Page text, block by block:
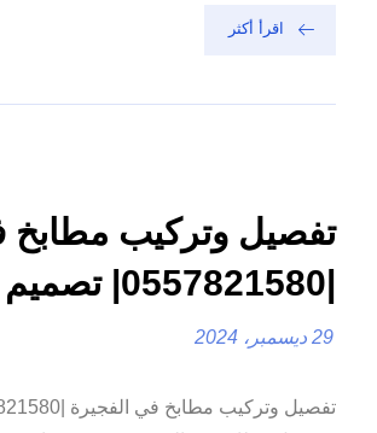
اقرأ أكثر
تفصيل وتركيب مطابخ
|0557821580| تصميم المطابخ
29 ديسمبر، 2024